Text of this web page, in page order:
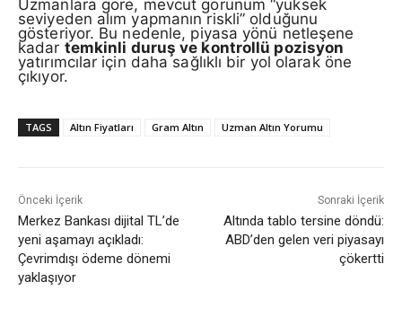
Uzmanlara göre, mevcut görünüm “yüksek
seviyeden alım yapmanın riskli” olduğunu
gösteriyor. Bu nedenle, piyasa yönü netleşene
kadar temkinli duruş ve kontrollü pozisyon
yatırımcılar için daha sağlıklı bir yol olarak öne
çıkıyor.
TAGS Altın Fiyatları Gram Altın Uzman Altın Yorumu
Önceki İçerik
Merkez Bankası dijital TL’de
yeni aşamayı açıkladı:
Çevrimdışı ödeme dönemi
yaklaşıyor
Sonraki İçerik
Altında tablo tersine döndü:
ABD’den gelen veri piyasayı
çökertti